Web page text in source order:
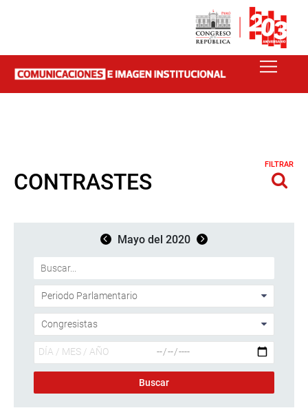
CONTRASTES
FILTRAR
Mayo del 2020